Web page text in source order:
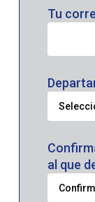
Tu
al que